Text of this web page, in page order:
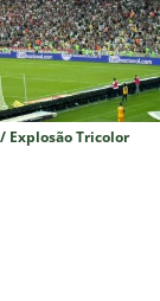
Explosão Tricolor